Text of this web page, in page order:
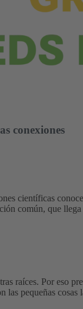
conexiones
científicas
común, que
raíces. Por eso
las pequeñas